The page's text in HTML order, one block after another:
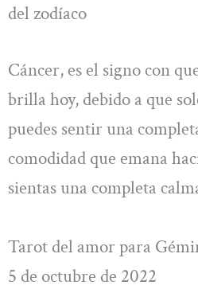
del zodíaco
Cáncer, es el signo con
brilla hoy, debido a que
puedes sentir una
comodidad que emana
sientas una completa
Tarot del amor para
5 de octubre de 2022